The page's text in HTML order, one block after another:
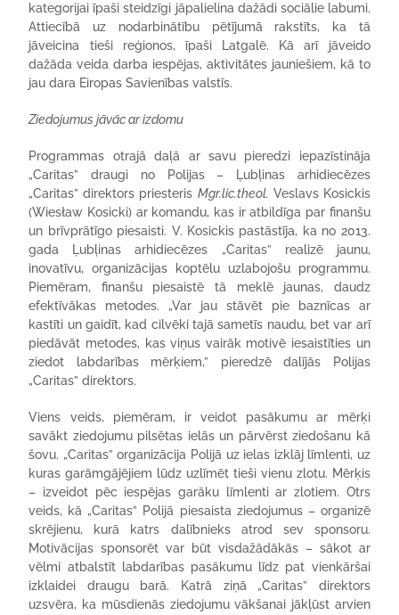
kategorijai īpaši steidzīgi jāpalielina dažādi sociālie labumi.
Attiecībā uz nodarbinātību pētījumā rakstīts, ka tā
jāveicina tieši reģionos, īpaši Latgalē. Kā arī jāveido
dažāda veida darba iespējas, aktivitātes jauniešiem, kā to
jau dara Eiropas Savienības valstīs.
Ziedojumus jāvāc ar izdomu
Programmas otrajā daļā ar savu pieredzi iepazīstināja
„Caritas” draugi no Polijas – Ļubļinas arhidiecēzes
„Caritas” direktors priesteris Mgr.lic.theol. Veslavs Kosickis
(Wiesław Kosicki) ar komandu, kas ir atbildīga par finanšu
un brīvprātīgo piesaisti. V. Kosickis pastāstīja, ka no 2013.
gada Ļubļinas arhidiecēzes „Caritas” realizē jaunu,
inovatīvu, organizācijas koptēlu uzlabojošu programmu.
Piemēram, finanšu piesaistē tā meklē jaunas, daudz
efektīvākas metodes. „Var jau stāvēt pie baznīcas ar
kastīti un gaidīt, kad cilvēki tajā sametīs naudu, bet var arī
piedāvāt metodes, kas viņus vairāk motivē iesaistīties un
ziedot labdarības mērķiem,” pieredzē dalījās Polijas
„Caritas” direktors.
Viens veids, piemēram, ir veidot pasākumu ar mērķi
savākt ziedojumu pilsētas ielās un pārvērst ziedošanu kā
šovu. „Caritas” organizācija Polijā uz ielas izklāj līmlenti, uz
kuras garāmgājējiem lūdz uzlīmēt tieši vienu zlotu. Mērķis
– izveidot pēc iespējas garāku līmlenti ar zlotiem. Otrs
veids, kā „Caritas” Polijā piesaista ziedojumus – organizē
skrējienu, kurā katrs dalībnieks atrod sev sponsoru.
Motivācijas sponsorēt var būt visdažādākās – sākot ar
vēlmi atbalstīt labdarības pasākumu līdz pat vienkāršai
izklaidei draugu barā. Katrā ziņā „Caritas” direktors
uzsvēra, ka mūsdienās ziedojumu vākšanai jākļūst arvien